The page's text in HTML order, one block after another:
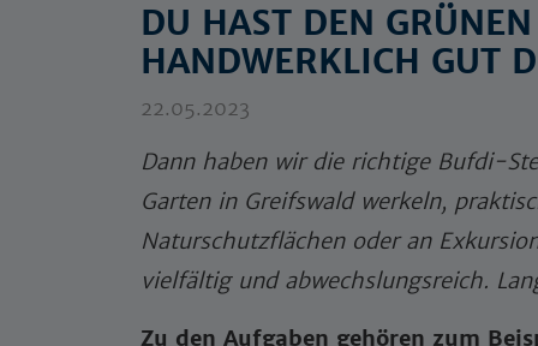
DU HAST DEN
HANDWERKLICH GUT
22.05.2023
Dann haben wir die richtige Bufdi-
Garten in Greifswald werkeln,
Naturschutzflächen oder an
vielfältig und abwechslungsreich.
Zu den Aufgaben gehören zum